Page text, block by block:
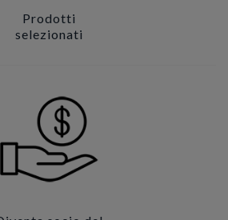
Prodotti
selezionati